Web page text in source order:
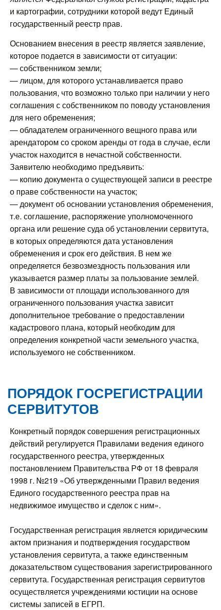
и картографии, сотрудники которой ведут Единый
государственный реестр прав.
Основанием внесения в реестр является заявление,
которое подается в зависимости от ситуации:
— собственником земли;
— лицом, для которого устанавливается право
пользования, что возможно только при наличии у него
соглашения с собственником по поводу установления
для него обременения;
— обладателем ограниченного вещного права или
арендатором со сроком аренды от года в случае, если
участок находится в нечастной собственности.
Заявителю необходимо предъявить:
— копию документа о существующей записи в реестре
о праве собственности на участок;
— документ об основании установления обременения,
т.е. соглашение, распоряжение уполномоченного
органа или решение суда об установлении сервитута,
в которых определяются дата установления
обременения и срок его действия. В нем же
определяется безвозмездность пользования или
указывается размер платы за пользование землей.
В зависимости от площади использованного для
ограниченного пользования участка зависит
дополнительное требование о предоставлении
кадастрового плана, который необходим для
определения конкретной части земельного участка,
используемого не собственником.
ПОРЯДОК ГОСРЕГИСТРАЦИИ
СЕРВИТУТОВ
Конкретный порядок совершения регистрационных
действий регулируется Правилами ведения единого
государственного реестра, утвержденных
постановлением Правительства РФ от 18 февраля
1998 г. №219 «Об утвержденными Правил ведения
Единого государственного реестра прав на
недвижимое имущество и сделок с ним».
Государственная регистрация является юридическим
актом признания и подтверждения государством
установления сервитута, а также единственным
доказательством существования зарегистрированного
сервитута. Государственная регистрация сервитутов
осуществляется учреждениями юстиции на основе
системы записей в ЕГРП.